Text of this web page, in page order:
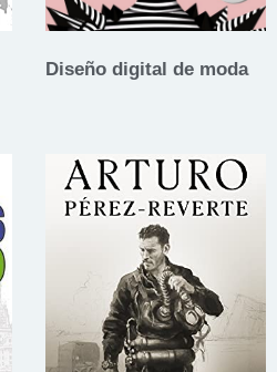
Diseño digital de moda